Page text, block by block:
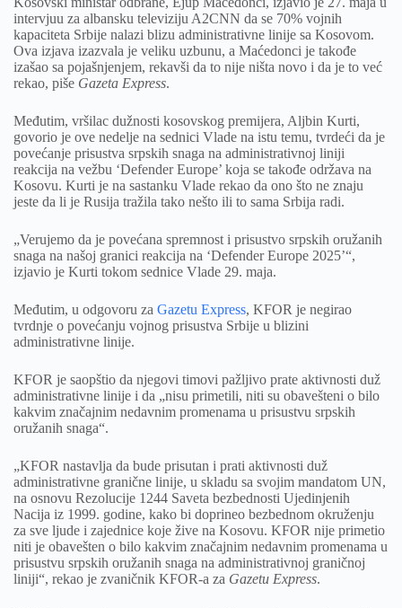
intervjuu za albansku televiziju A2CNN da se 70% vojnih
kapaciteta Srbije nalazi blizu administrativne linije sa Kosovom.
Ova izjava izazvala je veliku uzbunu, a Maćedonci je takođe
izašao sa pojašnjenjem, rekavši da to nije ništa novo i da je to već
rekao, piše Gazeta Express.
Međutim, vršilac dužnosti kosovskog premijera, Aljbin Kurti,
govorio je ove nedelje na sednici Vlade na istu temu, tvrdeći da je
povećanje prisustva srpskih snaga na administrativnoj liniji
reakcija na vežbu ‘Defender Europe’ koja se takođe održava na
Kosovu. Kurti je na sastanku Vlade rekao da ono što ne znaju
jeste da li je Rusija tražila tako nešto ili to sama Srbija radi.
„Verujemo da je povećana spremnost i prisustvo srpskih oružanih
snaga na našoj granici reakcija na ‘Defender Europe 2025’“,
izjavio je Kurti tokom sednice Vlade 29. maja.
Međutim, u odgovoru za Gazetu Express, KFOR je negirao
tvrdnje o povećanju vojnog prisustva Srbije u blizini
administrativne linije.
KFOR je saopštio da njegovi timovi pažljivo prate aktivnosti duž
administrativne linije i da „nisu primetili, niti su obavešteni o bilo
kakvim značajnim nedavnim promenama u prisustvu srpskih
oružanih snaga“.
„KFOR nastavlja da bude prisutan i prati aktivnosti duž
administrativne granične linije, u skladu sa svojim mandatom UN,
na osnovu Rezolucije 1244 Saveta bezbednosti Ujedinjenih
Nacija iz 1999. godine, kako bi doprineo bezbednom okruženju
za sve ljude i zajednice koje žive na Kosovu. KFOR nije primetio
niti je obavešten o bilo kakvim značajnim nedavnim promenama u
prisustvu srpskih oružanih snaga na administrativnoj graničnoj
liniji“, rekao je zvaničnik KFOR-a za Gazetu Express.